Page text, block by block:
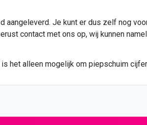
Je kunt er dus zelf nog
contact met ons op, wij kunnen
het alleen mogelijk om piepschuim